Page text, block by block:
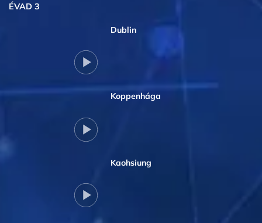
ÉVAD 3
Dublin
Koppenhága
Kaohsiung